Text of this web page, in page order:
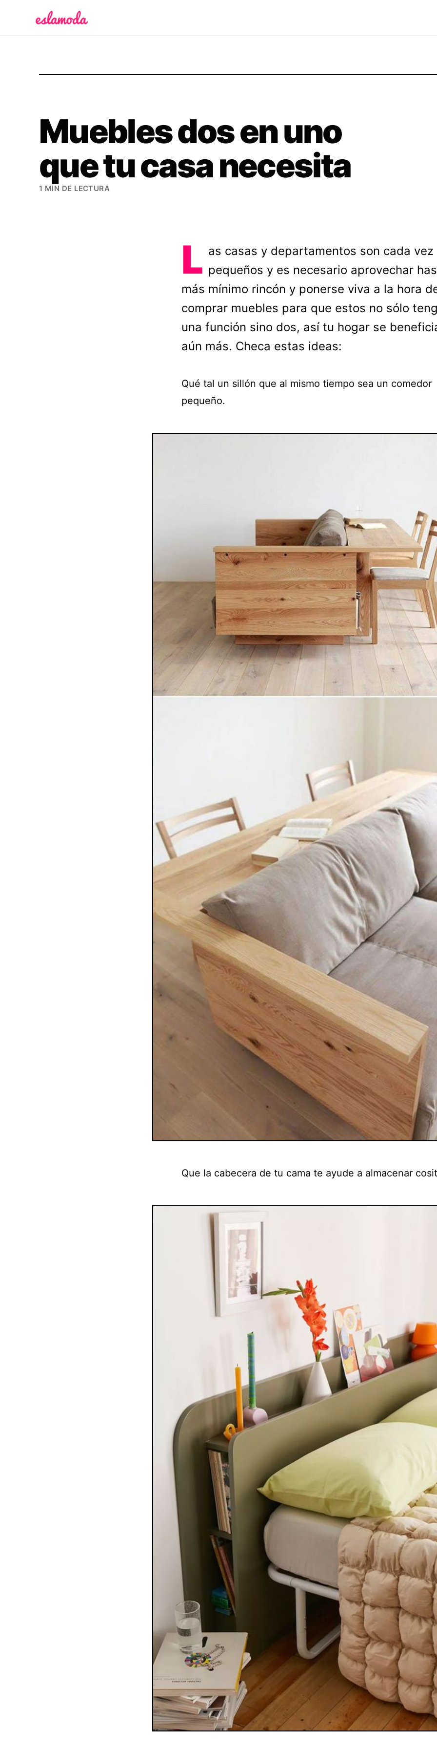
Muebles dos en uno
que tu casa necesita
1 MIN DE LECTURA
L as casas y departamentos son cada vez
pequeños y es necesario aprovechar
más mínimo rincón y ponerse viva a la hora
comprar muebles para que estos no sólo
una función sino dos, así tu hogar se
aún más. Checa estas ideas:
Qué tal un sillón que al mismo tiempo sea un comedor
pequeño.
Que la cabecera de tu cama te ayude a almacenar